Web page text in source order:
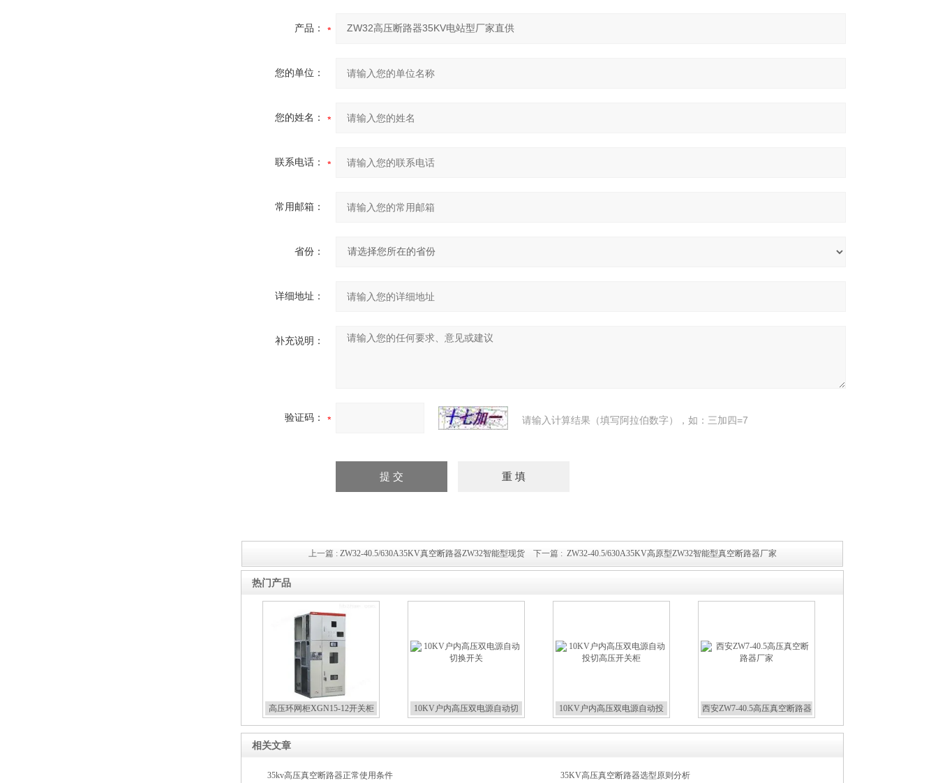
产品：
您的单位：
您的姓名：
联系电话：
常用邮箱：
省份：
详细地址：
补充说明：
验证码： 请输入计算结果（填写阿拉伯数字），如：三加四=7
上一篇 : ZW32-40.5/630A35KV真空断路器ZW32智能型现货下一篇 : ZW32-40.5/630A35KV高原型ZW32智能型真空断路器厂家
热门产品
高压环网柜XGN15-12开关柜
10KV户内高压双电源自动切
10KV户内高压双电源自动投
西安ZW7-40.5高压真空断路器
相关文章
35kv高压真空断路器正常使用条件 35KV高压真空断路器选型原则分析